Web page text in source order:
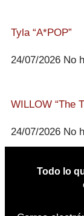
Tyla “A*POP”
24/07/2026 No
WILLOW “The
24/07/2026 No
Todo lo